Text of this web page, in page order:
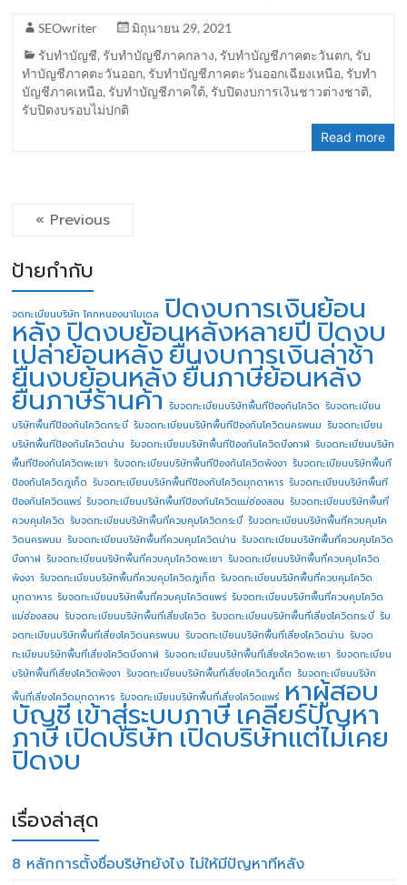
SEOwriter
มิถุนายน 29, 2021
รับทำบัญชี, รับทำบัญชีภาคกลาง, รับทำบัญชีภาคตะวันตก, รับ
ทำบัญชีภาคตะวันออก, รับทำบัญชีภาคตะวันออกเฉียงเหนือ, รับทำ
บัญชีภาคเหนือ, รับทำบัญชีภาคใต้, รับปิดงบการเงินชาวต่างชาติ,
รับปิดงบรอบไม่ปกติ
Read more
« Previous
ป้ายกำกับ
จดทะเบียนบริษัท โคกหนองนาโมเดล ปิดงบการเงินย้อน
หลังปิดงบย้อนหลังหลายปี ปิดงบ
เปล่าย้อนหลังยื่นงบการเงินล่าช้า
ยื่นงบย้อนหลังยื่นภาษีย้อนหลัง
ยื่นภาษีร้านค้า รับจดทะเบียนบริษัทพื้นทีป้องกันโควิด รับจดทะเบียน
บริษัทพื้นทีป้องกันโควิดกระบี่ รับจดทะเบียนบริษัทพื้นทีป้องกันโควิดนครพนม รับจดทะเบียน
บริษัทพื้นทีป้องกันโควิดน่าน รับจดทะเบียนบริษัทพื้นทีป้องกันโควิดบึงกาฬ รับจดทะเบียนบริษัท
พื้นทีป้องกันโควิดพะเยา รับจดทะเบียนบริษัทพื้นทีป้องกันโควิดพังงา รับจดทะเบียนบริษัทพื้นที
ป้องกันโควิดภูเก็ต รับจดทะเบียนบริษัทพื้นทีป้องกันโควิดมุกดาหาร รับจดทะเบียนบริษัทพื้นที
ป้องกันโควิดแพร่ รับจดทะเบียนบริษัทพื้นทีป้องกันโควิดแม่ฮ่องสอน รับจดทะเบียนบริษัทพื้นที่
ควบคุมโควิด รับจดทะเบียนบริษัทพื้นที่ควบคุมโควิดกระบี่ รับจดทะเบียนบริษัทพื้นที่ควบคุมโค
วิดนครพนม รับจดทะเบียนบริษัทพื้นที่ควบคุมโควิดน่าน รับจดทะเบียนบริษัทพื้นที่ควบคุมโควิด
บึงกาฬ รับจดทะเบียนบริษัทพื้นที่ควบคุมโควิดพะเยา รับจดทะเบียนบริษัทพื้นที่ควบคุมโควิด
พังงา รับจดทะเบียนบริษัทพื้นที่ควบคุมโควิดภูเก็ต รับจดทะเบียนบริษัทพื้นที่ควบคุมโควิด
มุกดาหาร รับจดทะเบียนบริษัทพื้นที่ควบคุมโควิดแพร่ รับจดทะเบียนบริษัทพื้นที่ควบคุมโควิด
แม่ฮ่องสอน รับจดทะเบียนบริษัทพื้นที่เสี่ยงโควิด รับจดทะเบียนบริษัทพื้นที่เสี่ยงโควิดกระบี่ รับ
จดทะเบียนบริษัทพื้นที่เสี่ยงโควิดนครพนม รับจดทะเบียนบริษัทพื้นที่เสี่ยงโควิดน่าน รับจด
ทะเบียนบริษัทพื้นที่เสี่ยงโควิดบึงกาฬ รับจดทะเบียนบริษัทพื้นที่เสี่ยงโควิดพะเยา รับจดทะเบียน
บริษัทพื้นที่เสี่ยงโควิดพังงา รับจดทะเบียนบริษัทพื้นที่เสี่ยงโควิดภูเก็ต รับจดทะเบียนบริษัท
พื้นที่เสี่ยงโควิดมุกดาหาร รับจดทะเบียนบริษัทพื้นที่เสี่ยงโควิดแพร่ หาผู้สอบ
บัญชี เข้าสู่ระบบภาษี เคลียร์ปัญหา
ภาษีเปิดบริษัทเปิดบริษัทแต่ไม่เคย
ปิดงบ
เรื่องล่าสุด
8 หลักการตั้งชื่อบริษัทยังไง ไม่ให้มีปัญหาทีหลัง